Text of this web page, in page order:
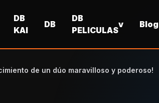
DB
KAI
DB
DB
PELICULAS
v Blog
de un dúo maravilloso y poderoso!